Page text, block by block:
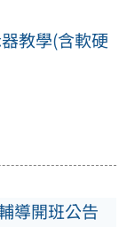
教學(含軟硬
導開班公告